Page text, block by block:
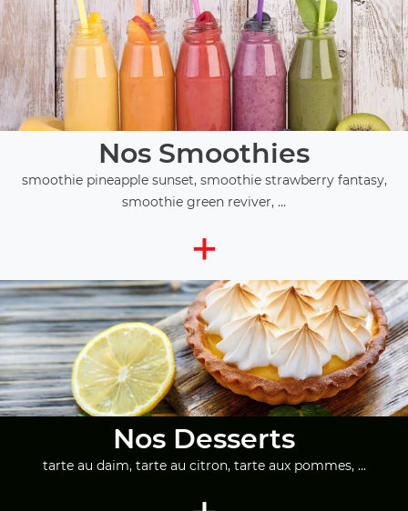
Nos Smoothies
smoothie pineapple sunset, smoothie strawberry fantasy,
smoothie green reviver, ...
+
Nos Desserts
tarte au daim, tarte au citron, tarte aux pommes, ...